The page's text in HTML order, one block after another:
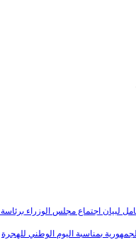
لبيان اجتماع مجلس الوزراء
بمناسبة اليوم الوطني للهجرة